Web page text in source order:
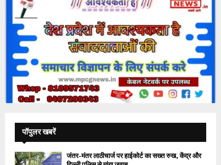
पॉपुलर खबरें
जंतर-मंतर लाठीचार्ज पर हाईकोर्ट का सख्त रुख, केंद्र और